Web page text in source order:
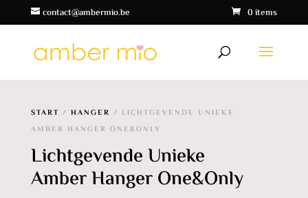
contact@ambermio.be 0 items
START / HANGER / LICHTGEVENDE UNIEKE
AMBER HANGER ONE&ONLY
Lichtgevende Unieke
Amber Hanger One&Only